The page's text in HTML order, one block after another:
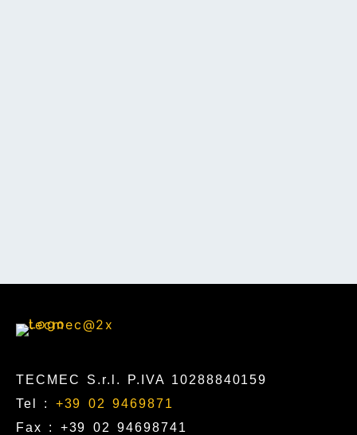
TECMEC S.r.l. P.IVA 10288840159
Tel : +39 02 9469871
Fax : +39 02 94698741